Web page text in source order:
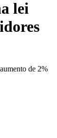
lei
de 2%